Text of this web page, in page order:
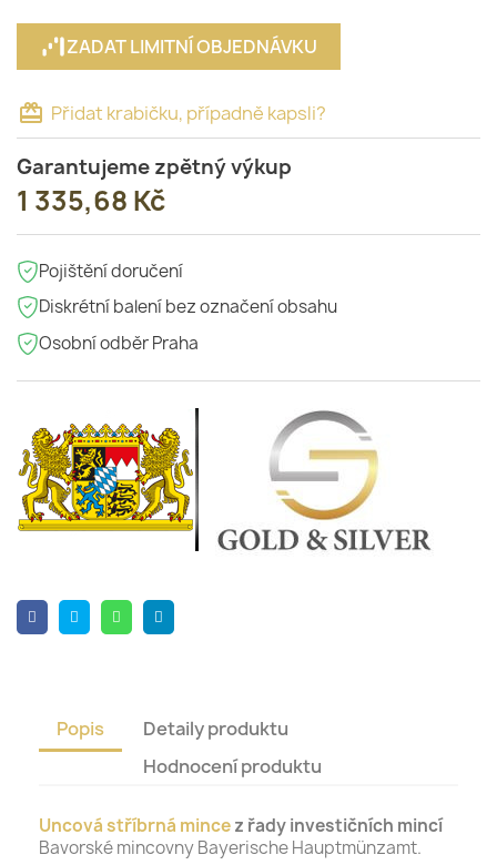
ZADAT LIMITNÍ OBJEDNÁVKU
card_giftcard Přidat krabičku, případně kapsli?
Garantujeme zpětný výkup
1 335,68 Kč
Pojištění doručení
Diskrétní balení bez označení obsahu
Osobní odběr Praha
Popis
Detaily produktu
Hodnocení produktu
Uncová stříbrná mincez řady investičních mincí
Bavorské mincovny Bayerische Hauptmünzamt.